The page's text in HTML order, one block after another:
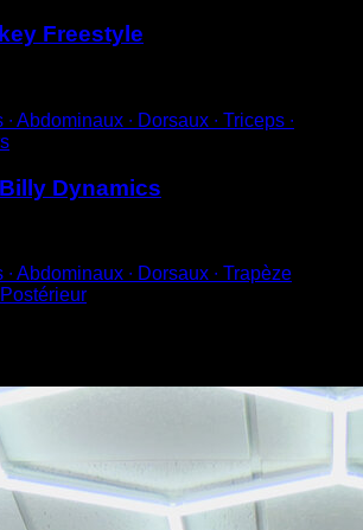
Freestyle
Abdominaux ∙ Dorsaux ∙ Triceps ∙
Dynamics
∙ Abdominaux ∙ Dorsaux ∙ Trapèze